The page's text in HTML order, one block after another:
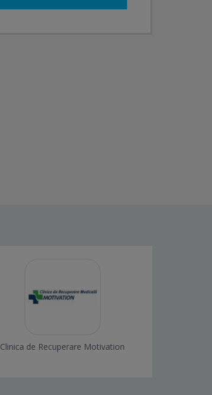
Clinica de Recuperare Motivation